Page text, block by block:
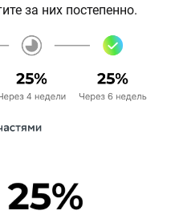
за них постепенно.